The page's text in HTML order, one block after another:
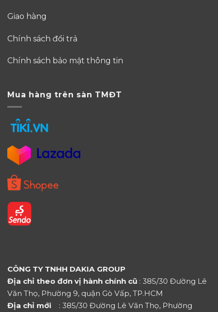
Giao hàng
Chính sách đổi trả
Chính sách bảo mật thông tin
Mua hàng trên sàn TMĐT
CÔNG TY TNHH DAKIA GROUP
Địa chỉ theo đơn vị hành chính cũ : 385/30 Đường Lê
Văn Thọ, Phường 9, quận Gò Vấp, TP.HCM
Địa chỉ mới
: 385/30 Đường Lê Văn Thọ, Phường